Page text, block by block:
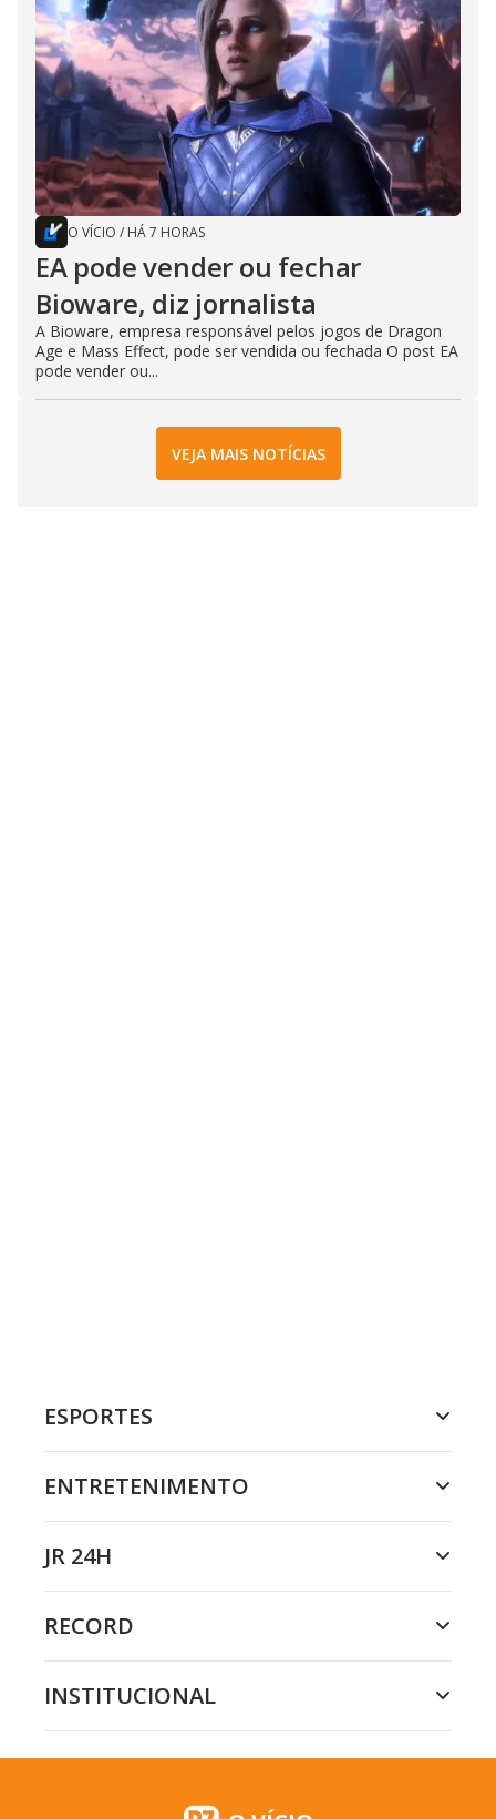
O VÍCIO / HÁ 7 HORAS
EA pode vender ou fechar
Bioware, diz jornalista
A Bioware, empresa responsável pelos jogos de Dragon
Age e Mass Effect, pode ser vendida ou fechada O post EA
pode vender ou...
VEJA MAIS NOTÍCIAS
ESPORTES
ENTRETENIMENTO
JR 24H
RECORD
INSTITUCIONAL